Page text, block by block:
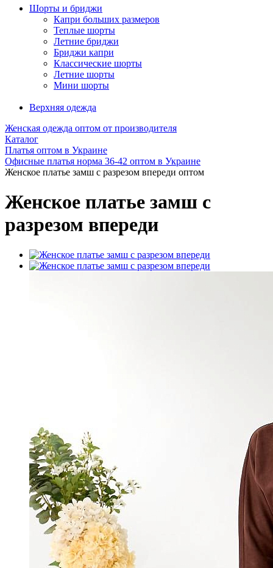
Шорты и бриджи
Капри больших размеров
Теплые шорты
Летние бриджи
Бриджи капри
Классические шорты
Летние шорты
Мини шорты
Верхняя одежда
Женская одежда оптом от производителя
Каталог
Платья оптом в Украине
Офисные платья норма 36-42 оптом в Украине
Женское платье замш с разрезом впереди оптом
Женское платье замш с
разрезом впереди